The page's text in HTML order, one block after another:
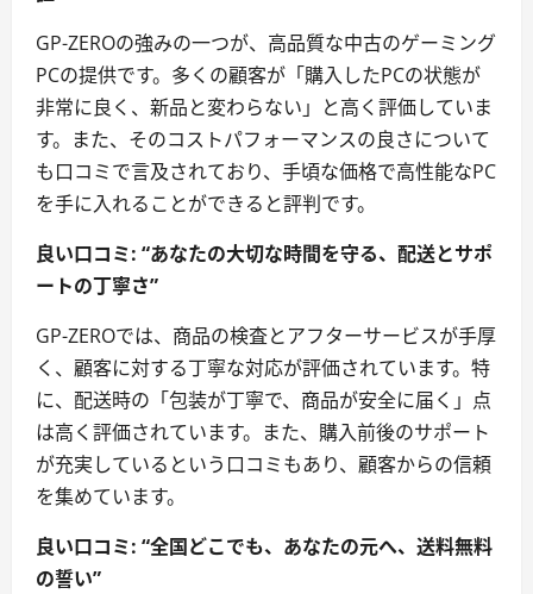
GP-ZEROの強みの一つが、高品質な中古のゲーミング
PCの提供です。多くの顧客が「購入したPCの状態が
非常に良く、新品と変わらない」と高く評価していま
す。また、そのコストパフォーマンスの良さについて
も口コミで言及されており、手頃な価格で高性能なPC
を手に入れることができると評判です。
良い口コミ: “あなたの大切な時間を守る、配送とサポ
ートの丁寧さ”
GP-ZEROでは、商品の検査とアフターサービスが手厚
く、顧客に対する丁寧な対応が評価されています。特
に、配送時の「包装が丁寧で、商品が安全に届く」点
は高く評価されています。また、購入前後のサポート
が充実しているという口コミもあり、顧客からの信頼
を集めています。
良い口コミ: “全国どこでも、あなたの元へ、送料無料
の誓い”